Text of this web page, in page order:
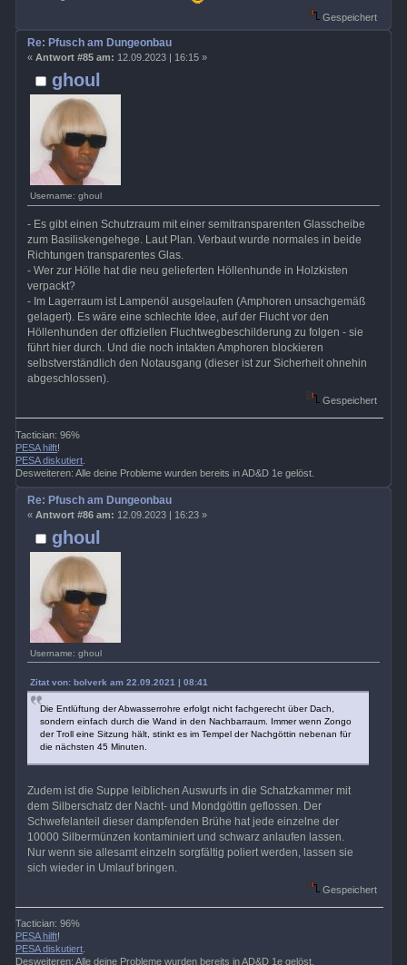
Gespeichert
ghoul
Username: ghoul
Re: Pfusch am Dungeonbau
« Antwort #85 am: 12.09.2023 | 16:15 »
- Es gibt einen Schutzraum mit einer semitransparenten Glasscheibe
zum Basiliskengehege. Laut Plan. Verbaut wurde normales in beide
Richtungen transparentes Glas.
- Wer zur Hölle hat die neu gelieferten Höllenhunde in Holzkisten
verpackt?
- Im Lagerraum ist Lampenöl ausgelaufen (Amphoren unsachgemäß
gelagert). Es wäre eine schlechte Idee, auf der Flucht vor den
Höllenhunden der offiziellen Fluchtwegbeschilderung zu folgen - sie
führt hier durch. Und die noch intakten Amphoren blockieren
selbstverständlich den Notausgang (dieser ist zur Sicherheit ohnehin
abgeschlossen).
Gespeichert
Tactician: 96%
PESA hilft!
PESA diskutiert
Desweiteren: Alle deine Probleme wurden bereits in AD&D 1e gelöst.
ghoul
Username: ghoul
Re: Pfusch am Dungeonbau
« Antwort #86 am: 12.09.2023 | 16:23 »
Zitat von: bolverk am 22.09.2021 | 08:41
Die Entlüftung der Abwasserrohre erfolgt nicht fachgerecht über Dach,
sondern einfach durch die Wand in den Nachbarraum. Immer wenn Zongo
der Troll eine Sitzung hält, stinkt es im Tempel der Nachgöttin nebenan für
die nächsten 45 Minuten.
Zudem ist die Suppe leiblichen Auswurfs in die Schatzkammer mit
dem Silberschatz der Nacht- und Mondgöttin geflossen. Der
Schwefelanteil dieser dampfenden Brühe hat jede einzelne der
10000 Silbermünzen kontaminiert und schwarz anlaufen lassen.
Nur wenn sie allesamt einzeln sorgfältig poliert werden, lassen sie
sich wieder in Umlauf bringen.
Gespeichert
Tactician: 96%
PESA hilft!
PESA diskutiert
Desweiteren: Alle deine Probleme wurden bereits in AD&D 1e gelöst.